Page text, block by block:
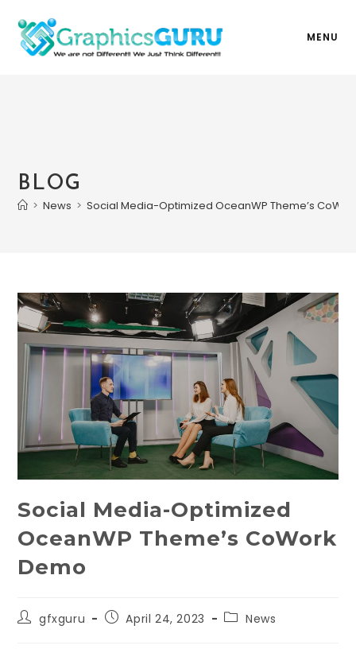
MENU
BLOG
> News > Social Media-Optimized OceanWP Theme’s
Social Media-Optimized
OceanWP Theme’s CoWork
Demo
gfxguru April 24, 2023 News